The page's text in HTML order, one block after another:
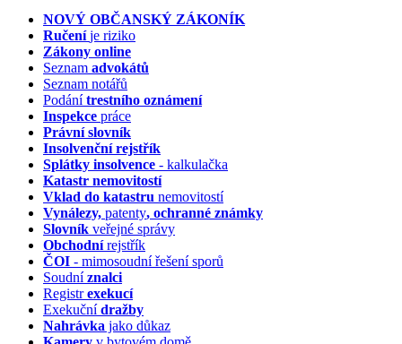
NOVÝ OBČANSKÝ ZÁKONÍK
Ručeníje riziko
Zákony online
Seznam advokátů
Seznam notářů
Podánítrestního oznámení
Inspekce práce
Právní slovník
Insolvenčnírejstřík
Splátky insolvence - kalkulačka
Katastr nemovitostí
Vklad do katastru nemovitostí
Vynálezy, patenty, ochranné známky
Slovník veřejné správy
Obchodnírejstřík
ČOI - mimosoudní řešení sporů
Soudníznalci
Registrexekucí
Exekučnídražby
Nahrávka jako důkaz